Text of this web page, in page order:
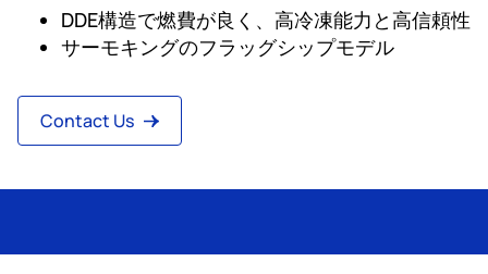
DDE構造で燃費が良く、高冷凍能力と高信頼性
サーモキングのフラッグシップモデル
Contact Us